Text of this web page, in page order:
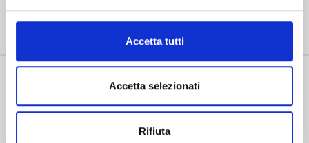
Accetta tutti
Accetta selezionati
Rifiuta
della provincia di Lucca.